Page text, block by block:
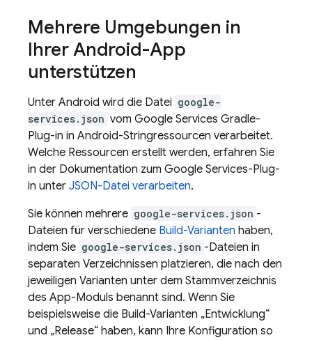
Mehrere Umgebungen in
Ihrer Android-App
unterstützen
Unter Android wird die Datei google-
services.json vom Google Services Gradle-
Plug-in in Android-Stringressourcen verarbeitet.
Welche Ressourcen erstellt werden, erfahren Sie
in der Dokumentation zum Google Services-Plug-
in unter JSON-Datei verarbeiten.
Sie können mehrere google-services.json -
Dateien für verschiedene Build-Varianten haben,
indem Sie google-services.json -Dateien in
separaten Verzeichnissen platzieren, die nach den
jeweiligen Varianten unter dem Stammverzeichnis
des App-Moduls benannt sind. Wenn Sie
beispielsweise die Build-Varianten „Entwicklung“
und „Release“ haben, kann Ihre Konfiguration so